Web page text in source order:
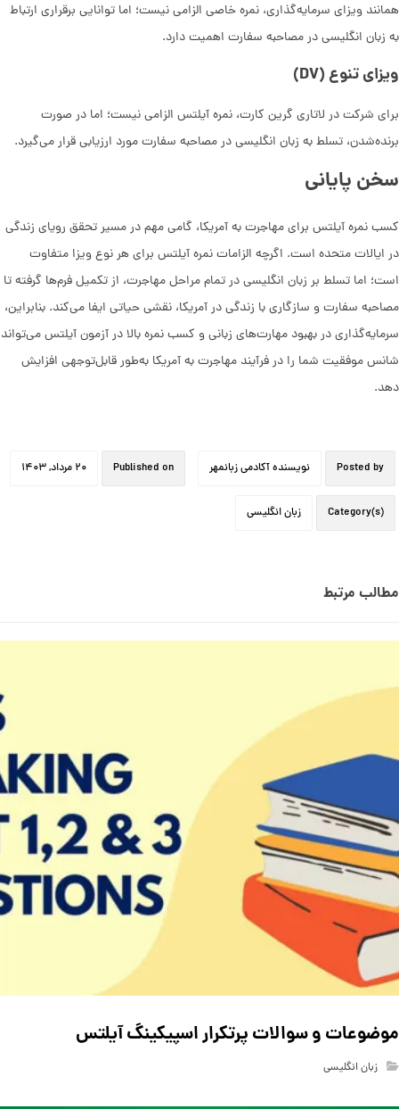
همانند ویزای سرمایه‌گذاری، نمره خاصی الزامی نیست؛ اما توانایی برقراری ارتباط
به زبان انگلیسی در مصاحبه سفارت اهمیت دارد.
ویزای تنوع (DV)
برای شرکت در لاتاری گرین کارت، نمره آیلتس الزامی نیست؛ اما در صورت
برنده‌شدن، تسلط به زبان انگلیسی در مصاحبه سفارت مورد ارزیابی قرار می‌گیرد.
سخن پایانی
کسب نمره آیلتس برای مهاجرت به آمریکا، گامی مهم در مسیر تحقق رویای زندگی
در ایالات متحده است. اگرچه الزامات نمره آیلتس برای هر نوع ویزا متفاوت
است؛ اما تسلط بر زبان انگلیسی در تمام مراحل مهاجرت، از تکمیل فرم‌ها گرفته تا
مصاحبه سفارت و سازگاری با زندگی در آمریکا، نقشی حیاتی ایفا می‌کند. بنابراین،
سرمایه‌گذاری در بهبود مهارت‌های زبانی و کسب نمره بالا در آزمون آیلتس می‌تواند
شانس موفقیت شما را در فرآیند مهاجرت به آمریکا به‌طور قابل‌توجهی افزایش
دهد.
Posted by نویسنده آکادمی زبانمهر Published on ۲۰ مرداد, ۱۴۰۳
Category(s) زبان انگلیسی
مطالب مرتبط
موضوعات و سوالات پرتکرار اسپیکینگ آیلتس
زبان انگلیسی